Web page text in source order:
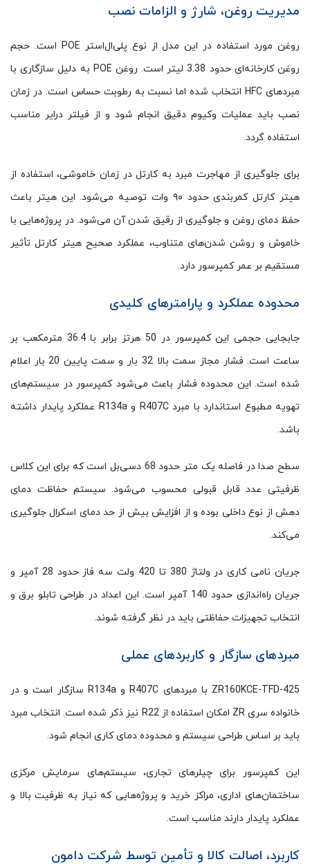
مدیریت روغن، شارژ و الزامات نصب
روغن مورد استفاده در این مدل از نوع پلی‌ال‌استر POE است. حجم
روغن کارخانه‌ای حدود 3.38 لیتر است. روغن POE به دلیل سازگاری با
مبردهای HFC انتخاب شده اما نسبت به رطوبت حساس است. در زمان
نصب باید عملیات وکیوم دقیق انجام شود و از فیلتر درایر مناسب
استفاده گردد.
برای جلوگیری از مهاجرت مبرد به کارتل در زمان خاموشی، استفاده از
هیتر کارتل کمربندی حدود ۹۰ وات توصیه می‌شود. این هیتر باعث
حفظ دمای روغن و جلوگیری از رقیق شدن آن می‌شود. در پروژه‌هایی با
خاموش و روشن شدن‌های متناوب، عملکرد صحیح هیتر کارتل تأثیر
مستقیم بر عمر کمپرسور دارد.
محدوده عملکرد و پارامترهای کلیدی
جابجایی حجمی این کمپرسور در 50 هرتز برابر با 36.4 مترمکعب بر
ساعت است. فشار مجاز سمت بالا 32 بار و سمت پایین 20 بار اعلام
شده است. این محدوده فشار باعث می‌شود کمپرسور در سیستم‌های
تهویه مطبوع استاندارد با مبرد R407C و R134a عملکرد پایدار داشته
باشد.
سطح صدا در فاصله یک متر حدود 68 دسی‌بل است که برای این کلاس
ظرفیتی عدد قابل قبولی محسوب می‌شود. سیستم حفاظت دمای
دهش از نوع داخلی بوده و از افزایش بیش از حد دمای اسکرال جلوگیری
می‌کند.
جریان نامی کاری در ولتاژ 380 تا 420 ولت سه فاز حدود 28 آمپر و
جریان راه‌اندازی حدود 140 آمپر است. این اعداد در طراحی تابلو برق و
انتخاب تجهیزات حفاظتی باید در نظر گرفته شوند.
مبردهای سازگار و کاربردهای عملی
ZR160KCE-TFD-425 با مبردهای R407C و R134a سازگار است و در
خانواده سری ZR امکان استفاده از R22 نیز ذکر شده است. انتخاب مبرد
باید بر اساس طراحی سیستم و محدوده دمای کاری انجام شود.
این کمپرسور برای چیلرهای تجاری، سیستم‌های سرمایش مرکزی
ساختمان‌های اداری، مراکز خرید و پروژه‌هایی که نیاز به ظرفیت بالا و
عملکرد پایدار دارند مناسب است.
کاربرد، اصالت کالا و تأمین توسط شرکت دامون